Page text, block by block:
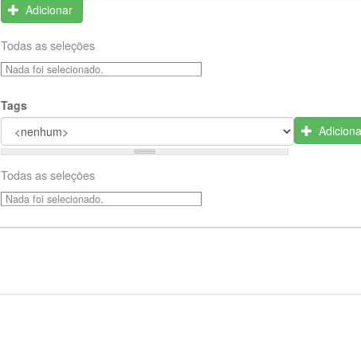
Adicionar
Todas as seleções
Nada foi selecionado.
Tags
Todas as seleções
Nada foi selecionado.